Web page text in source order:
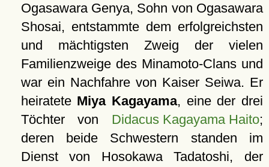
Ogasawara Genya, Sohn von Ogasawara
Shosai, entstammte dem erfolgreichsten
und mächtigsten Zweig der vielen
Familienzweige des Minamoto-Clans und
war ein Nachfahre von Kaiser Seiwa. Er
heiratete Miya Kagayama, eine der drei
Töchter von Didacus Kagayama Haito;
deren beide Schwestern standen im
Dienst von Hosokawa Tadatoshi, der